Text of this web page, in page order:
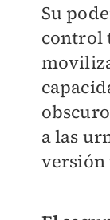
Su
control
a las
versión